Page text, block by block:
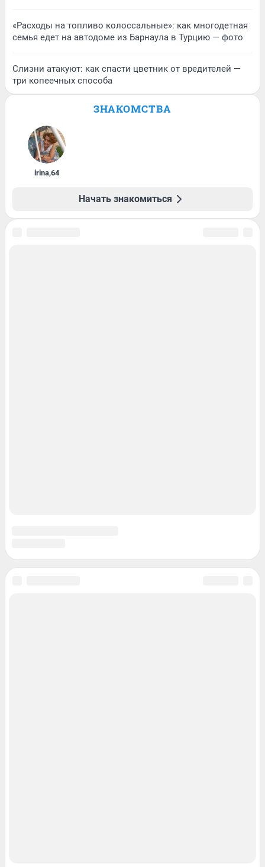
«Расходы на топливо колоссальные»: как многодетная
семья едет на автодоме из Барнаула в Турцию — фото
Слизни атакуют: как спасти цветник от вредителей —
три копеечных способа
ЗНАКОМСТВА
irina,64
Начать знакомиться